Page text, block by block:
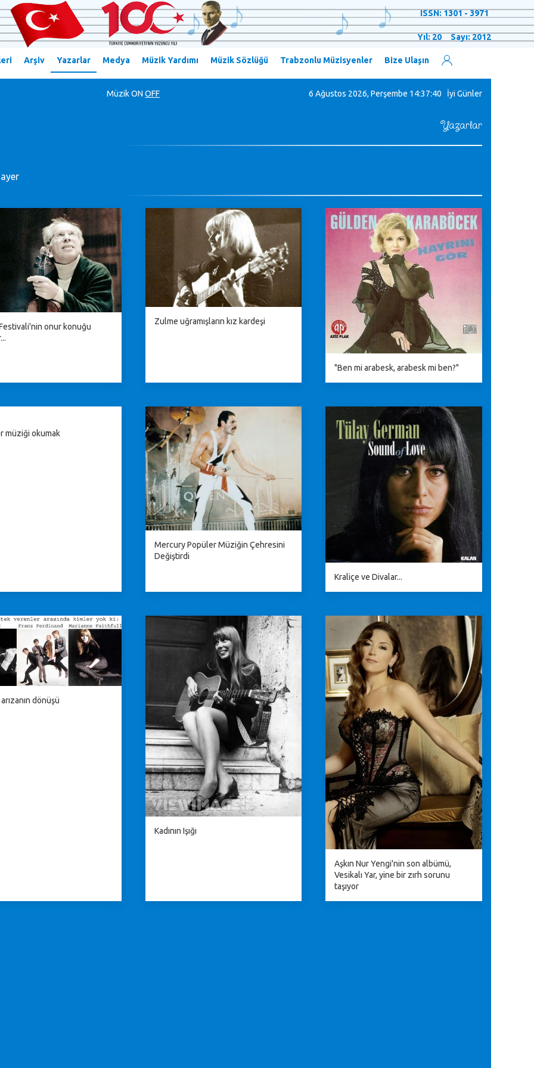
ISSN: 1301 - 3971
Yıl: 20 Sayı: 2012
Arşiv Yazarlar Medya Müzik Yardımı Müzik Sözlüğü Trabzonlu Müzisyenler Bize Ulaşın
MüzikON OFF 6 Ağustos 2026, Perşembe 14:37:41 İyi Günler
Yazarlar
onur konuğu
Zulme uğramışların kız kardeşi
"Ben mi arabesk, arabesk mi ben?"
müziği okumak
Mercury Popüler Müziğin Çehresini
Değiştirdi
Kraliçe ve Divalar...
dönüşü
Kadının Işığı
Aşkın Nur Yengi'nin son albümü,
Vesikalı Yar, yine bir zırh sorunu
taşıyor